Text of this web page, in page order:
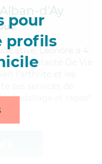
pour
profils
d'Ay
Léonore a 4
d'Assistante De Vie
habillage et repas*